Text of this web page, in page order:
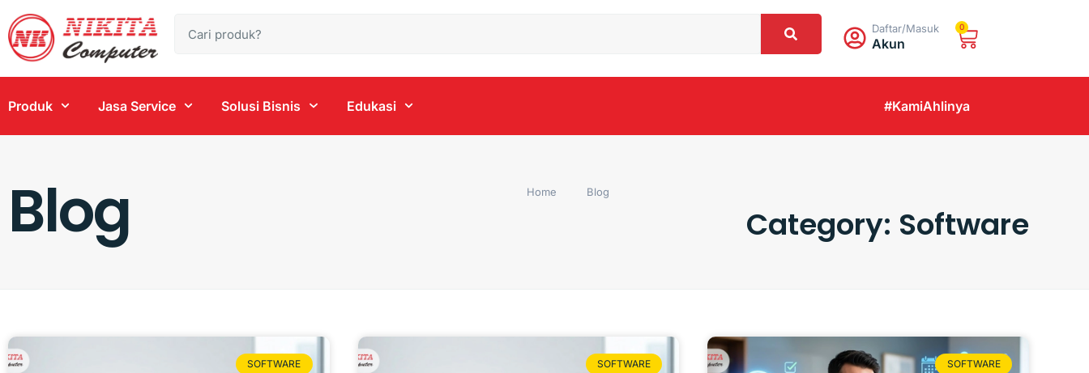
Daftar/Masuk
Akun
0
Produk Jasa Service Solusi Bisnis Edukasi #KamiAhlinya
Blog Home Blog
Category: Software
SOFTWARE SOFTWARE SOFTWARE